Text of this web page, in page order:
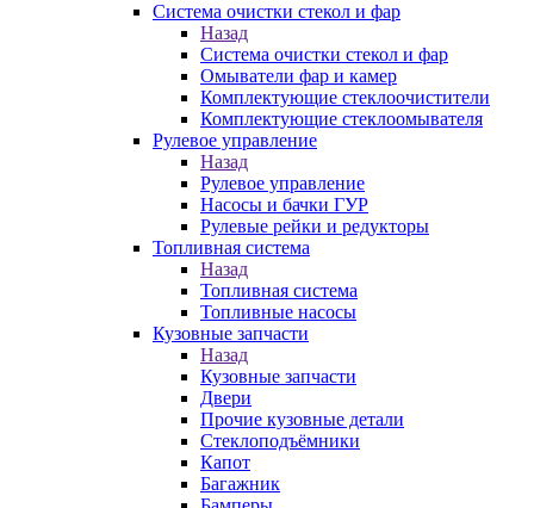
Система очистки стекол и фар
Назад
Система очистки стекол и фар
Омыватели фар и камер
Комплектующие стеклоочистители
Комплектующие стеклоомывателя
Рулевое управление
Назад
Рулевое управление
Насосы и бачки ГУР
Рулевые рейки и редукторы
Топливная система
Назад
Топливная система
Топливные насосы
Кузовные запчасти
Назад
Кузовные запчасти
Двери
Прочие кузовные детали
Стеклоподъёмники
Капот
Багажник